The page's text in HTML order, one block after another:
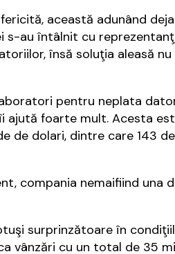
această adunând
s-au întâlnit cu
însă soluţia aleasă
pentru neplata
ajută foarte mult. Acesta
de dolari, dintre care 143
compania nemaifiind una
surprinzătoare în
vânzări cu un total de 35